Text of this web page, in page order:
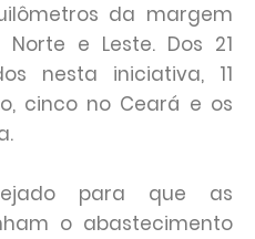
da margem
e Leste. Dos 21
nesta iniciativa, 11
cinco no Ceará e os
para que as
o abastecimento